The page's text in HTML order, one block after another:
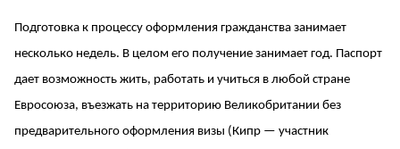
Подготовка к процессу оформления гражданства занимает
несколько недель. В целом его получение занимает год. Паспорт
дает возможность жить, работать и учиться в любой стране
Евросоюза, въезжать на территорию Великобритании без
предварительного оформления визы (Кипр — участник